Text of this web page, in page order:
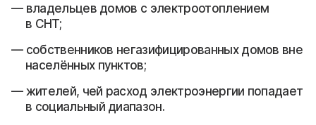
владельцев домов с электроотоплением
в СНТ;
собственников негазифицированных домов вне
населённых пунктов;
жителей, чей расход электроэнергии попадает
в социальный диапазон.